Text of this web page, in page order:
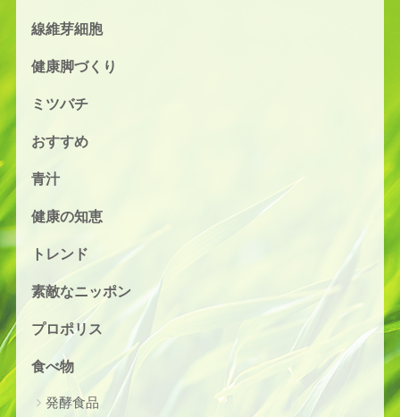
線維芽細胞
健康脚づくり
ミツバチ
おすすめ
青汁
健康の知恵
トレンド
素敵なニッポン
プロポリス
食べ物
発酵食品